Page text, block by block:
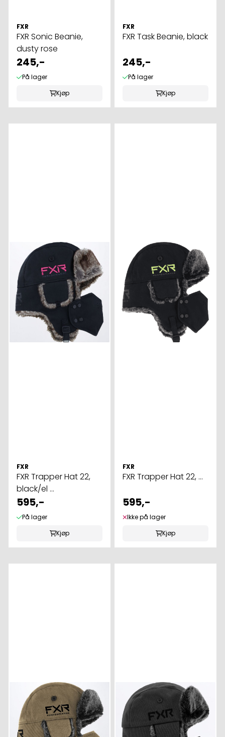
FXR
FXR Sonic Beanie,
dusty rose
245,-
På lager
Kjøp
FXR
FXR Task Beanie, black
245,-
På lager
Kjøp
FXR
FXR Trapper Hat 22,
black/el ...
595,-
På lager
Kjøp
FXR
FXR Trapper Hat 22, ...
595,-
Ikke på lager
Kjøp